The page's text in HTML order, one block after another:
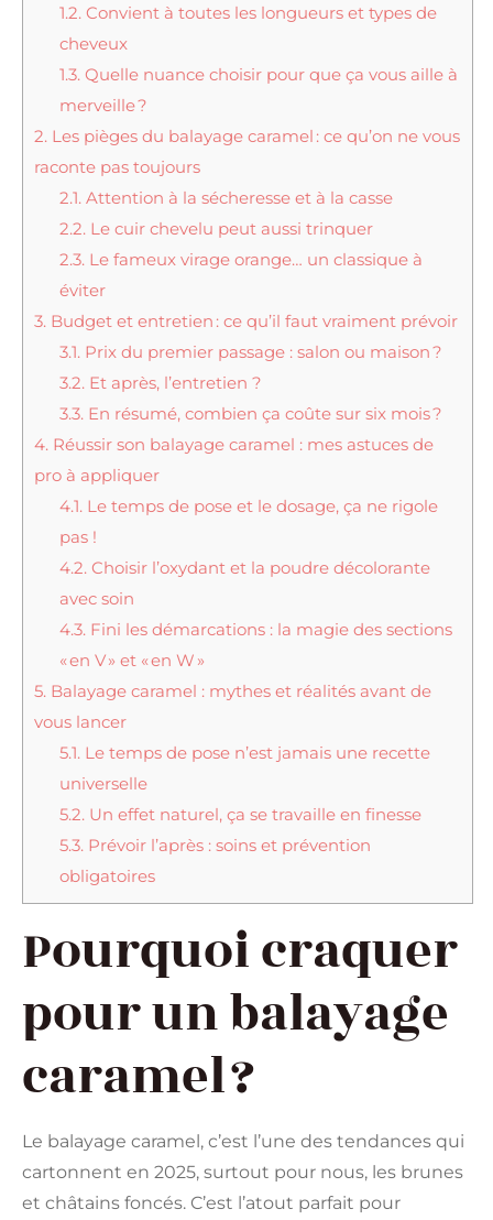
1.2. Convient à toutes les longueurs et types de
cheveux
1.3. Quelle nuance choisir pour que ça vous aille à
merveille ?
2. Les pièges du balayage caramel : ce qu’on ne vous
raconte pas toujours
2.1. Attention à la sécheresse et à la casse
2.2. Le cuir chevelu peut aussi trinquer
2.3. Le fameux virage orange… un classique à
éviter
3. Budget et entretien : ce qu’il faut vraiment prévoir
3.1. Prix du premier passage : salon ou maison ?
3.2. Et après, l’entretien ?
3.3. En résumé, combien ça coûte sur six mois ?
4. Réussir son balayage caramel : mes astuces de
pro à appliquer
4.1. Le temps de pose et le dosage, ça ne rigole
pas !
4.2. Choisir l’oxydant et la poudre décolorante
avec soin
4.3. Fini les démarcations : la magie des sections
« en V » et « en W »
5. Balayage caramel : mythes et réalités avant de
vous lancer
5.1. Le temps de pose n’est jamais une recette
universelle
5.2. Un effet naturel, ça se travaille en finesse
5.3. Prévoir l’après : soins et prévention
obligatoires
Pourquoi craquer
pour un balayage
caramel ?
Le balayage caramel, c’est l’une des tendances qui
cartonnent en 2025, surtout pour nous, les brunes
et châtains foncés. C’est l’atout parfait pour